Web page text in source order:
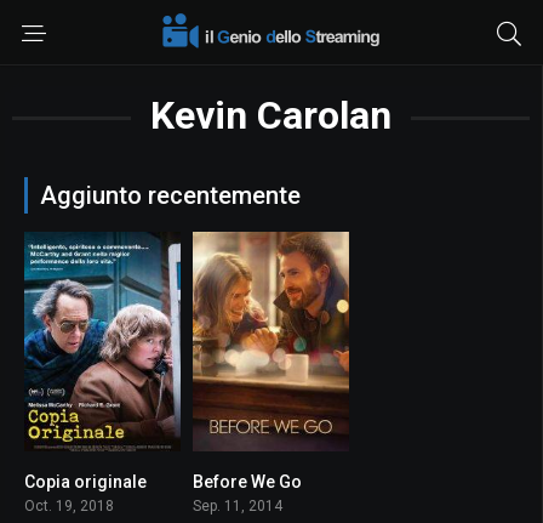
Kevin Carolan
Aggiunto recentemente
Copia originale
Oct. 19, 2018
Before We Go
Sep. 11, 2014